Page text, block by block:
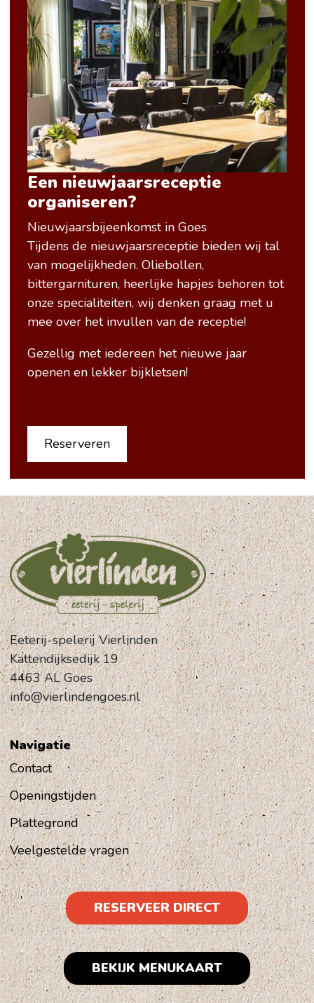
Een nieuwjaarsreceptie
organiseren?
Nieuwjaarsbijeenkomst in Goes
Tijdens de nieuwjaarsreceptie bieden wij tal
van mogelijkheden. Oliebollen,
bittergarnituren, heerlijke hapjes behoren tot
onze specialiteiten, wij denken graag met u
mee over het invullen van de receptie!
Gezellig met iedereen het nieuwe jaar
openen en lekker bijkletsen!
Reserveren
-
Eeterij-spelerij Vierlinden
Kattendijksedijk 19
4463 AL Goes
info@vierlindengoes.nl
Navigatie
Contact
Openingstijden
Plattegrond
Veelgestelde vragen
RESERVEER DIRECT
BEKIJK MENUKAART